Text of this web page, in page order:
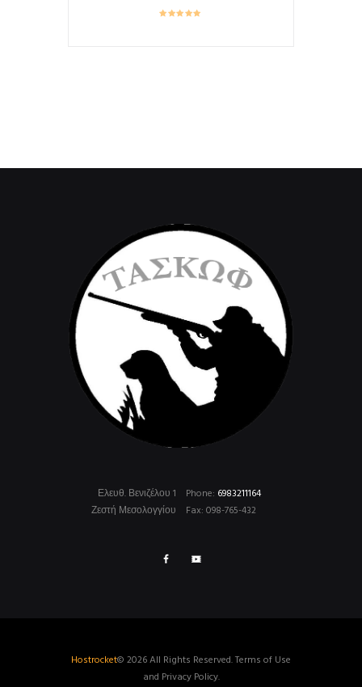
Phone: 6983211164
Fax: 098-765-432
Ελευθ. Βενιζέλου 1
Ζεστή Μεσολογγίου
Hostrocket© 2026 All Rights Reserved. Terms of Use
and Privacy Policy.